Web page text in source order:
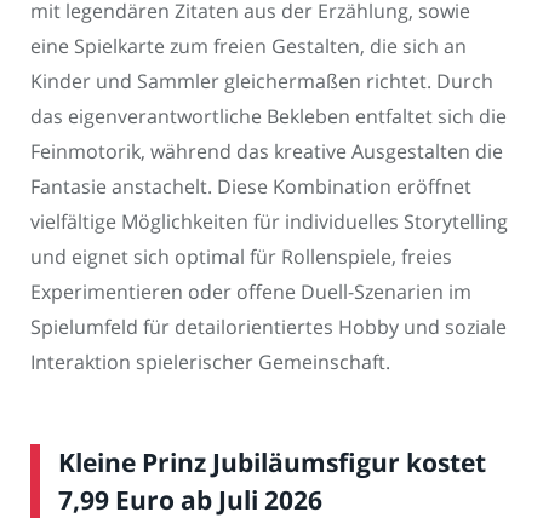
mit legendären Zitaten aus der Erzählung, sowie
eine Spielkarte zum freien Gestalten, die sich an
Kinder und Sammler gleichermaßen richtet. Durch
das eigenverantwortliche Bekleben entfaltet sich die
Feinmotorik, während das kreative Ausgestalten die
Fantasie anstachelt. Diese Kombination eröffnet
vielfältige Möglichkeiten für individuelles Storytelling
und eignet sich optimal für Rollenspiele, freies
Experimentieren oder offene Duell-Szenarien im
Spielumfeld für detailorientiertes Hobby und soziale
Interaktion spielerischer Gemeinschaft.
Kleine Prinz Jubiläumsfigur kostet
7,99 Euro ab Juli 2026